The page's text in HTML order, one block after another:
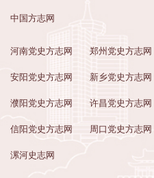
中国方志网
河南党史方志网 郑州党史方志网
安阳党史方志网 新乡党史方志网
濮阳党史方志网 许昌党史方志网
信阳党史方志网 周口党史方志网
漯河史志网